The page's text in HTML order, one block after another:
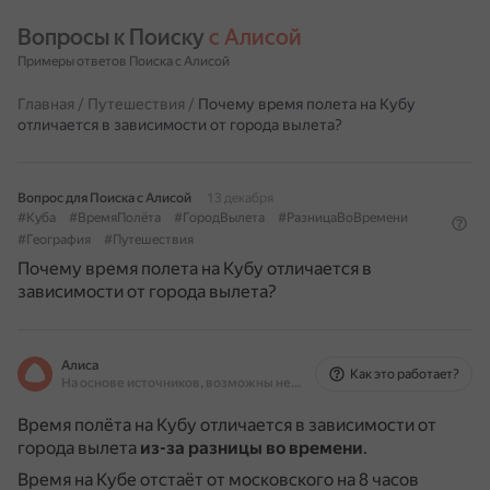
Вопросы к Поиску с Алисой
Примеры ответов Поиска с Алисой
Главная / Путешествия / Почему время полета на Кубу
отличается в зависимости от города вылета?
Вопрос для Поиска с Алисой
13 декабря
#Куба
#ВремяПолёта #ГородВылета
#РазницаВоВремени
#География
#Путешествия
Почему время полета на Кубу отличается в
зависимости от города вылета?
Алиса
На основе источников, возможны неточности
Как это работает?
Время полёта на Кубу отличается в зависимости от
города вылета из-за разницы во времени.
Время на Кубе отстаёт от московского на 8 часов